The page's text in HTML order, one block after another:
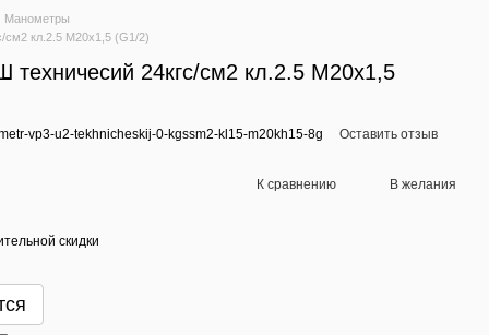
Манометры
кл.2.5 М20х1,5 (G1/2)
24кгс/см2 кл.2.5 М20х1,5
vp3-u2-tekhnicheskij-0-kgssm2-kl15-m20kh15-8g Оставить отзыв
К сравнению В желания
скидки